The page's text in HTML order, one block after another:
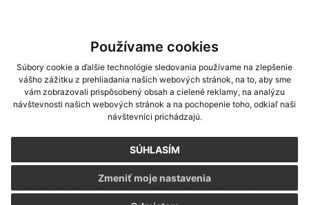
Používame cookies
Súbory cookie a ďalšie technológie sledovania používame na zlepšenie
vášho zážitku z prehliadania našich webových stránok, na to, aby sme
vám zobrazovali prispôsobený obsah a cielené reklamy, na analýzu
návštevnosti našich webových stránok a na pochopenie toho, odkiaľ naši
návštevníci prichádzajú.
SÚHLASÍM
Zmeniť moje nastavenia
elfogadták-e a javaslatot, és melyiket:
A népszavazáson a választók úgy döntöttek, hogy
értenek egyetazzal, hogy Ifjúságfalva község és annak